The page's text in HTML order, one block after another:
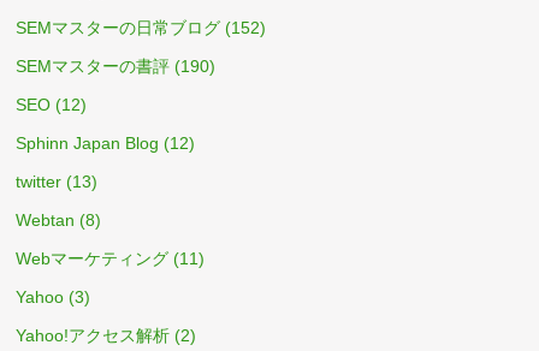
SEMマスターの日常ブログ (152)
SEMマスターの書評 (190)
SEO (12)
Sphinn Japan Blog (12)
twitter (13)
Webtan (8)
Webマーケティング (11)
Yahoo (3)
Yahoo!アクセス解析 (2)